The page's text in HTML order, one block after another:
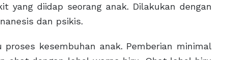
yang diidap seorang anak. Dilakukan dengan
dan psikis.
kesembuhan anak. Pemberian minimal